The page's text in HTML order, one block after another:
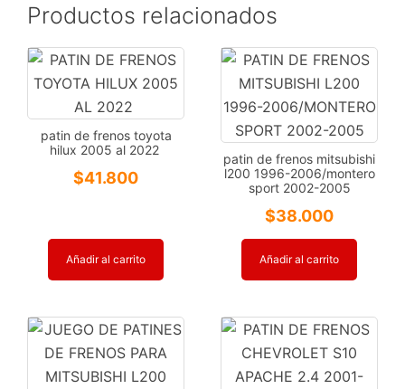
Productos relacionados
patin de frenos toyota
hilux 2005 al 2022
$41.800
Añadir al carrito
patin de frenos mitsubishi
l200 1996-2006/montero
sport 2002-2005
$38.000
Añadir al carrito